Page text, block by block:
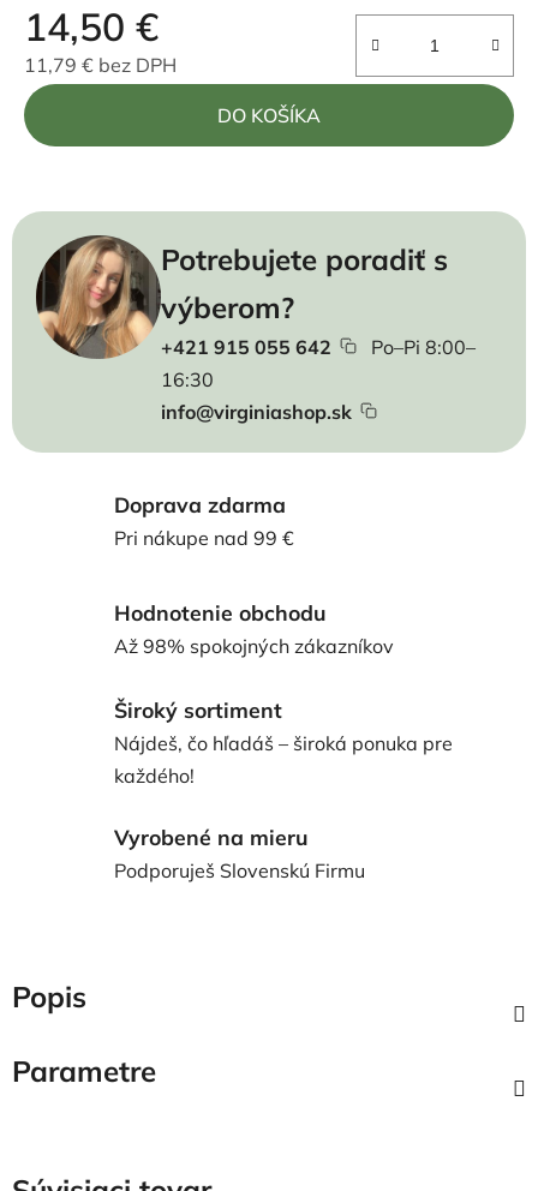
14,50 €
11,79 € bez DPH
Jednotková cena:
DO KOŠÍKA
Potrebujete poradiť s
výberom?
+421 915 055 642
Po–Pi 8:00–
16:30
info@virginiashop.sk
Doprava zdarma
Pri nákupe nad 99 €
Hodnotenie obchodu
Až 98% spokojných zákazníkov
Široký sortiment
Nájdeš, čo hľadáš – široká ponuka pre
každého!
Vyrobené na mieru
Podporuješ Slovenskú Firmu
Popis
Parametre